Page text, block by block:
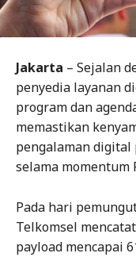
Jakarta – Sejalan
penyedia layanan
program dan
memastikan
pengalaman
selama momentum
Pada hari
Telkomsel
payload mencapai